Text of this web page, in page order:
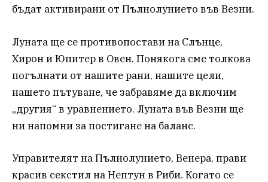
бъдат активирани от Пълнолунието във Везни.
Луната ще се противопостави на Слънце,
Хирон и Юпитер в Овен. Понякога сме толкова
погълнати от нашите рани, нашите цели,
нашето пътуване, че забравяме да включим
„другия“ в уравнението. Луната във Везни ще
ни напомни за постигане на баланс.
Управителят на Пълнолунието, Венера, прави
красив секстил на Нептун в Риби. Когато се